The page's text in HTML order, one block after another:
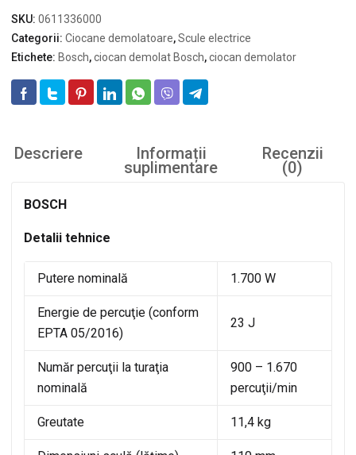
VC
SKU: 0611336000
Categorii: Ciocane demolatoare,Scule electrice
Etichete: Bosch,ciocan demolat Bosch,ciocan demolator
Descriere Informații
suplimentare
Recenzii
(0)
BOSCH
Detalii tehnice
Putere nominală 1.700 W
Energie de percuţie (conform
EPTA 05/2016)
23 J
Număr percuţii la turaţia
nominală
900 – 1.670
percuţii/min
Greutate 11,4 kg